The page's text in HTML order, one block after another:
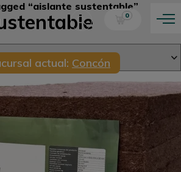
0
actual: Concón
“aislante sustentable”